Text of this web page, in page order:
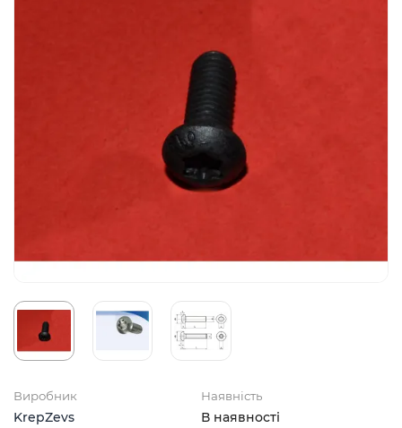
Виробник
KrepZevs
Наявність
В наявності